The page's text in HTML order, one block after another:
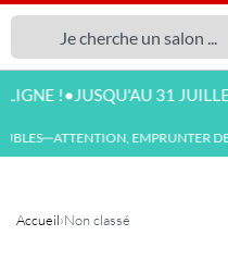
31 JUILLET 2026
—ATTENTION, EMPRUNTER DE
Accueil›Non classé